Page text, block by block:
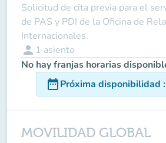
Solicitud de cita previa para el
de PAS y PDI de la Oficina de
Internacionales.
person 1 asiento
No hay franjas horarias
date_rangePróxima disponibilidad :
MOVILIDAD GLOBAL